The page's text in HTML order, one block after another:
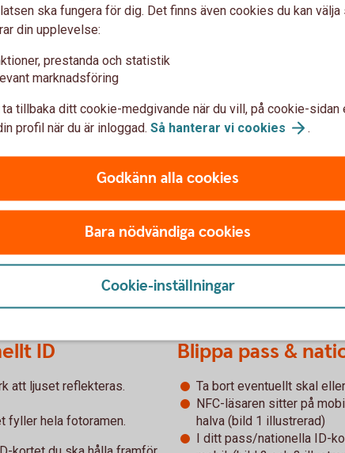
I passet sitter chipet på passets
ID
att ljuset reflekteras.
fyller hela fotoramen.
Blippa pass &
Ta bort eventuellt skal
NFC-läsaren sitter på
halva (bild 1 illustrerad)
I ditt pass/nationella ID-
ska fungera för dig. Det finns även cookies du kan välja
din upplevelse:
prestanda och statistik
marknadsföring
ta tillbaka ditt cookie-medgivande när du vill, på cookie-sidan
profil när du är inloggad. Så hanterar vi cookies .
Godkänn alla cookies
Bara nödvändiga cookies
Cookie-inställningar